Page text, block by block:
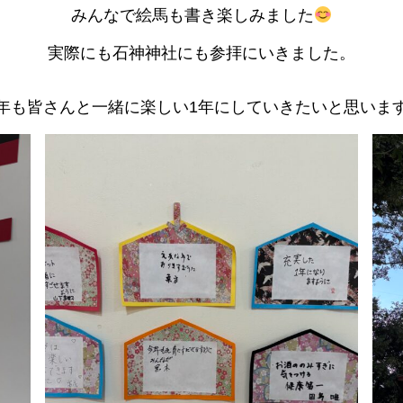
みんなで絵馬も書き楽しみました
実際にも石神神社にも参拝にいきました。
も皆さんと一緒に楽しい1年にしていきたいと思いま